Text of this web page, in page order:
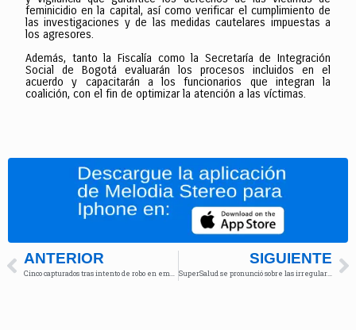
feminicidio en la capital, así como verificar el cumplimiento de
las investigaciones y de las medidas cautelares impuestas a
los agresores.
Además, tanto la Fiscalía como la Secretaría de Integración
Social de Bogotá evaluarán los procesos incluidos en el
acuerdo y capacitarán a los funcionarios que integran la
coalición, con el fin de optimizar la atención a las víctimas.
ANTERIOR SIGUIENTE
SuperSalud se pronunció sobre las irregularidades financieras detectadas en la Nueva EPS